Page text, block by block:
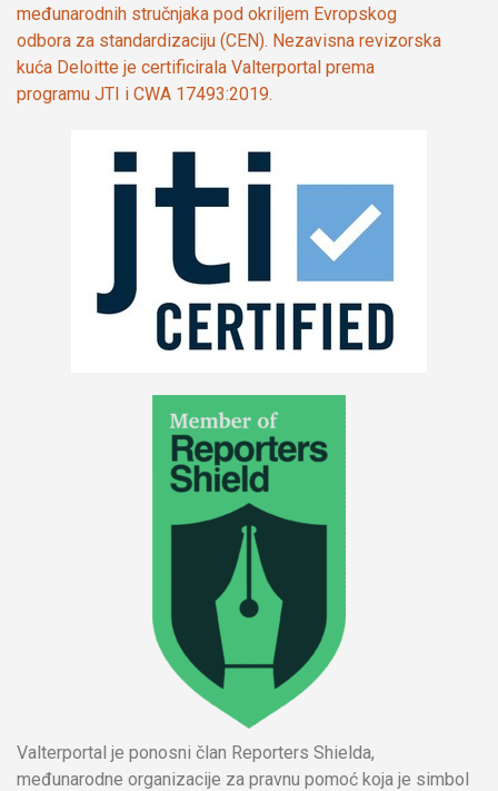
međunarodnih stručnjaka pod okriljem Evropskog
odbora za standardizaciju (CEN). Nezavisna revizorska
kuća Deloitte je certificirala Valterportal prema
programu JTI i CWA 17493:2019.
Valterportal je ponosni član Reporters Shielda,
međunarodne organizacije za pravnu pomoć koja je simbol